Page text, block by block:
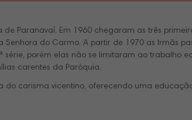
Paranavaí. Em 1960 chegaram as três
do Carmo. A partir de 1970 as Irmãs
série, porém elas não se limitaram ao trabalho
carentes da Paróquia.
carisma vicentino, oferecendo uma